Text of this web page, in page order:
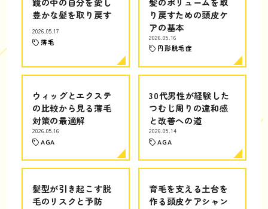
豊かな髪を取り戻す
2026.05.17
薄毛
り戻すための頭皮ケ
アの基本
2026.05.16
円形脱毛症
ウィッグとエクステ
の比較から見る薄毛
対策の最適解
2026.05.16
AGA
30代男性が経験した
つむじ周りの違和感
と改善への道
2026.05.14
AGA
髪型が引き起こす脱
毛のリスクと予防
育毛を支える土台を
作る頭皮ケアシャン